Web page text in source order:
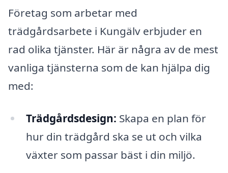
Företag som arbetar med
trädgårdsarbete i Kungälv erbjuder en
rad olika tjänster. Här är några av de mest
vanliga tjänsterna som de kan hjälpa dig
med:
Trädgårdsdesign: Skapa en plan för
hur din trädgård ska se ut och vilka
växter som passar bäst i din miljö.